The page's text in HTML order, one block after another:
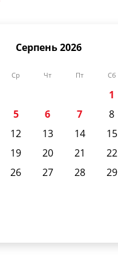
Серпень 2026
Ср Чт Пт Сб
1
5 6 7 8
12 13 14 15
19 20 21 22
26 27 28 29